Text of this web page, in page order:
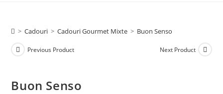
> Cadouri > Cadouri Gourmet Mixte > Buon Senso
Previous Product Next Product
Buon Senso